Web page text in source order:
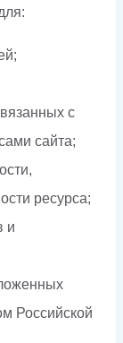
с
сайта;
ресурса;
и
Российской